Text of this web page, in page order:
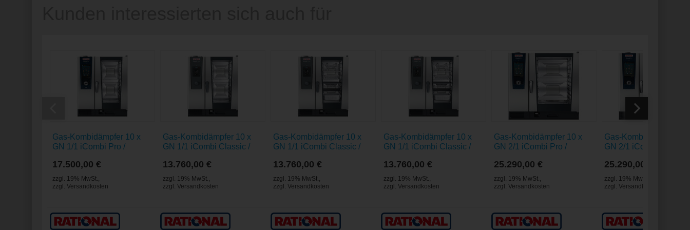
Gas-Kombidämpfer 10 x
GN 1/1 iCombi Pro /
17.500,00 €
zzgl. 19% MwSt.,
zzgl. Versandkosten
Gas-Kombidämpfer 10 x
GN 1/1 iCombi Classic /
13.760,00 €
zzgl. 19% MwSt.,
zzgl. Versandkosten
Gas-Kombidämpfer 10 x
GN 1/1 iCombi Classic /
13.760,00 €
zzgl. 19% MwSt.,
zzgl. Versandkosten
Gas-Kombidämpfer 10 x
GN 1/1 iCombi Classic /
13.760,00 €
zzgl. 19% MwSt.,
zzgl. Versandkosten
Gas-Kombidämpfer 10 x
GN 2/1 iCombi Pro /
25.290,00 €
zzgl. 19% MwSt.,
zzgl. Versandkosten
Gas-Kombidämpfer 10
GN 2/1 iCombi Pro /
25.290,00 €
zzgl. 19% MwSt.
zzgl. Versandkosten